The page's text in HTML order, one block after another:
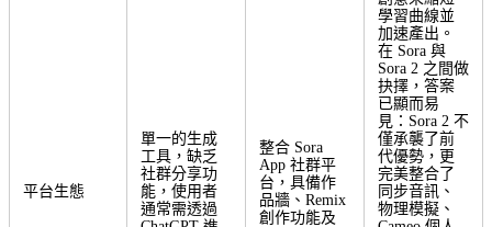
平台生態
單一的生成
工具，缺乏
社群分享功
能，使用者
通常需透過
整合 Sora
App 社群平
台，具備作
品牆、Remix
創作功能及
學習曲線並
加速產出。
在 Sora 與
Sora 2 之間做
抉擇，答案
已顯而易
見：Sora 2 不
僅承襲了前
代優勢，更
完美整合了
同步音訊、
物理模擬、